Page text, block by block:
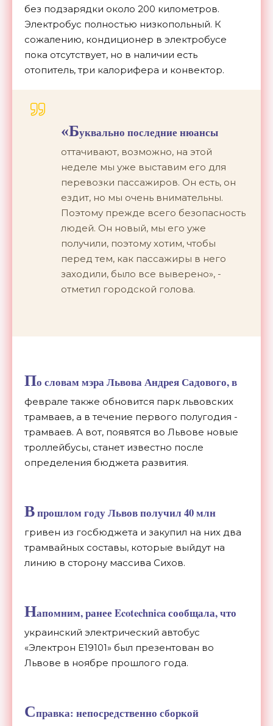
без подзарядки около 200 километров.
Электробус полностью низкопольный. К
сожалению, кондиционер в электробусе
пока отсутствует, но в наличии есть
отопитель, три калорифера и конвектор.
«Буквально последние нюансы
оттачивают, возможно, на этой
неделе мы уже выставим его для
перевозки пассажиров. Он есть, он
ездит, но мы очень внимательны.
Поэтому прежде всего безопасность
людей. Он новый, мы его уже
получили, поэтому хотим, чтобы
перед тем, как пассажиры в него
заходили, было все выверено», -
отметил городской голова.
По словам мэра Львова Андрея Садового, в
феврале также обновится парк львовских
трамваев, а в течение первого полугодия -
трамваев. А вот, появятся во Львове новые
троллейбусы, станет известно после
определения бюджета развития.
Впрошлом году Львов получил 40 млн
гривен из госбюджета и закупил на них два
трамвайных составы, которые выйдут на
линию в сторону массива Сихов.
Напомним, ранее Ecotechnicaсообщала, что
украинский электрический автобус
«Электрон Е19101» был презентован во
Львове в ноябре прошлого года.
Справка: непосредственно сборкой